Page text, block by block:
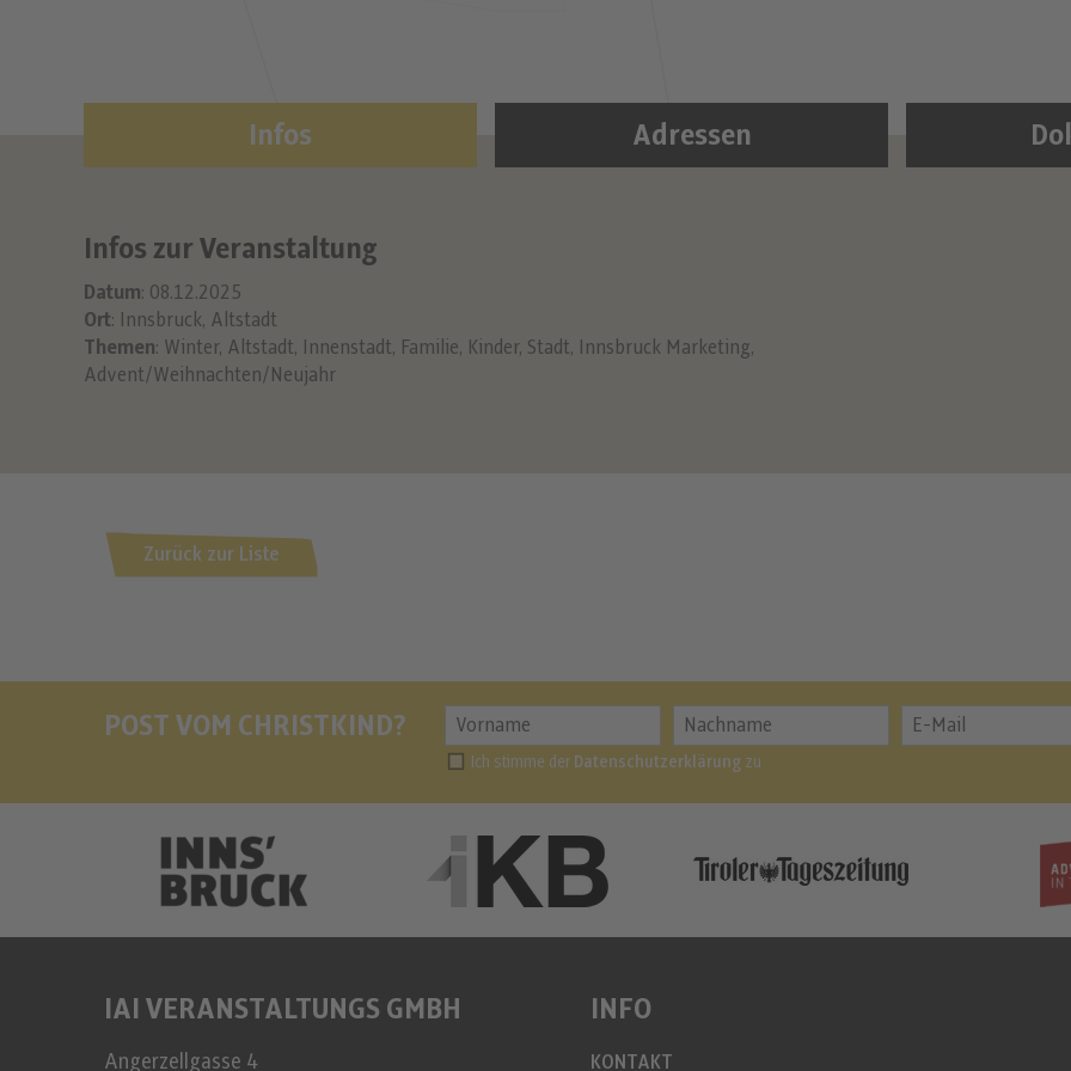
Infos zur Veranstaltung
Datum: 08.12.2025
Ort: Innsbruck, Altstadt
Themen: Winter, Altstadt, Innenstadt, Familie, Kinder, Stadt, Innsbruck Marketing,
Advent/Weihnachten/Neujahr
Infos Adressen
Zurück zur Liste
POST VOM CHRISTKIND?
Ich stimme der Datenschutzerklärung zu
IAI VERANSTALTUNGS GMBH
Angerzellgasse 4
INFO
KONTAKT